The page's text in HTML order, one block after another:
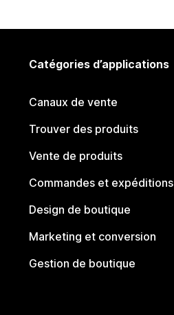
Catégories d’applications
Canaux de vente
Trouver des produits
Vente de produits
Commandes et expéditions
Design de boutique
Marketing et conversion
Gestion de boutique